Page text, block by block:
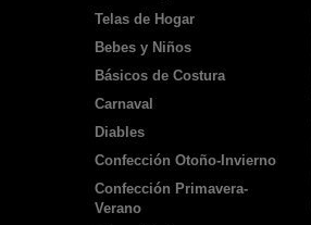
Telas de Hogar
Bebes y Niños
Básicos de Costura
Carnaval
Diables
Confección Otoño-Invierno
Confección Primavera-
Verano